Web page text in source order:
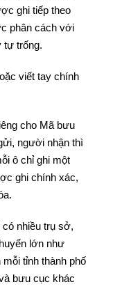
ghi tiếp theo
phân cách với
tự trống.
viết tay chính
cho Mã bưu
người nhận thì
ô chỉ ghi một
ghi chính xác,
nhiều trụ sở,
lớn như
tỉnh thành phố
bưu cục khác